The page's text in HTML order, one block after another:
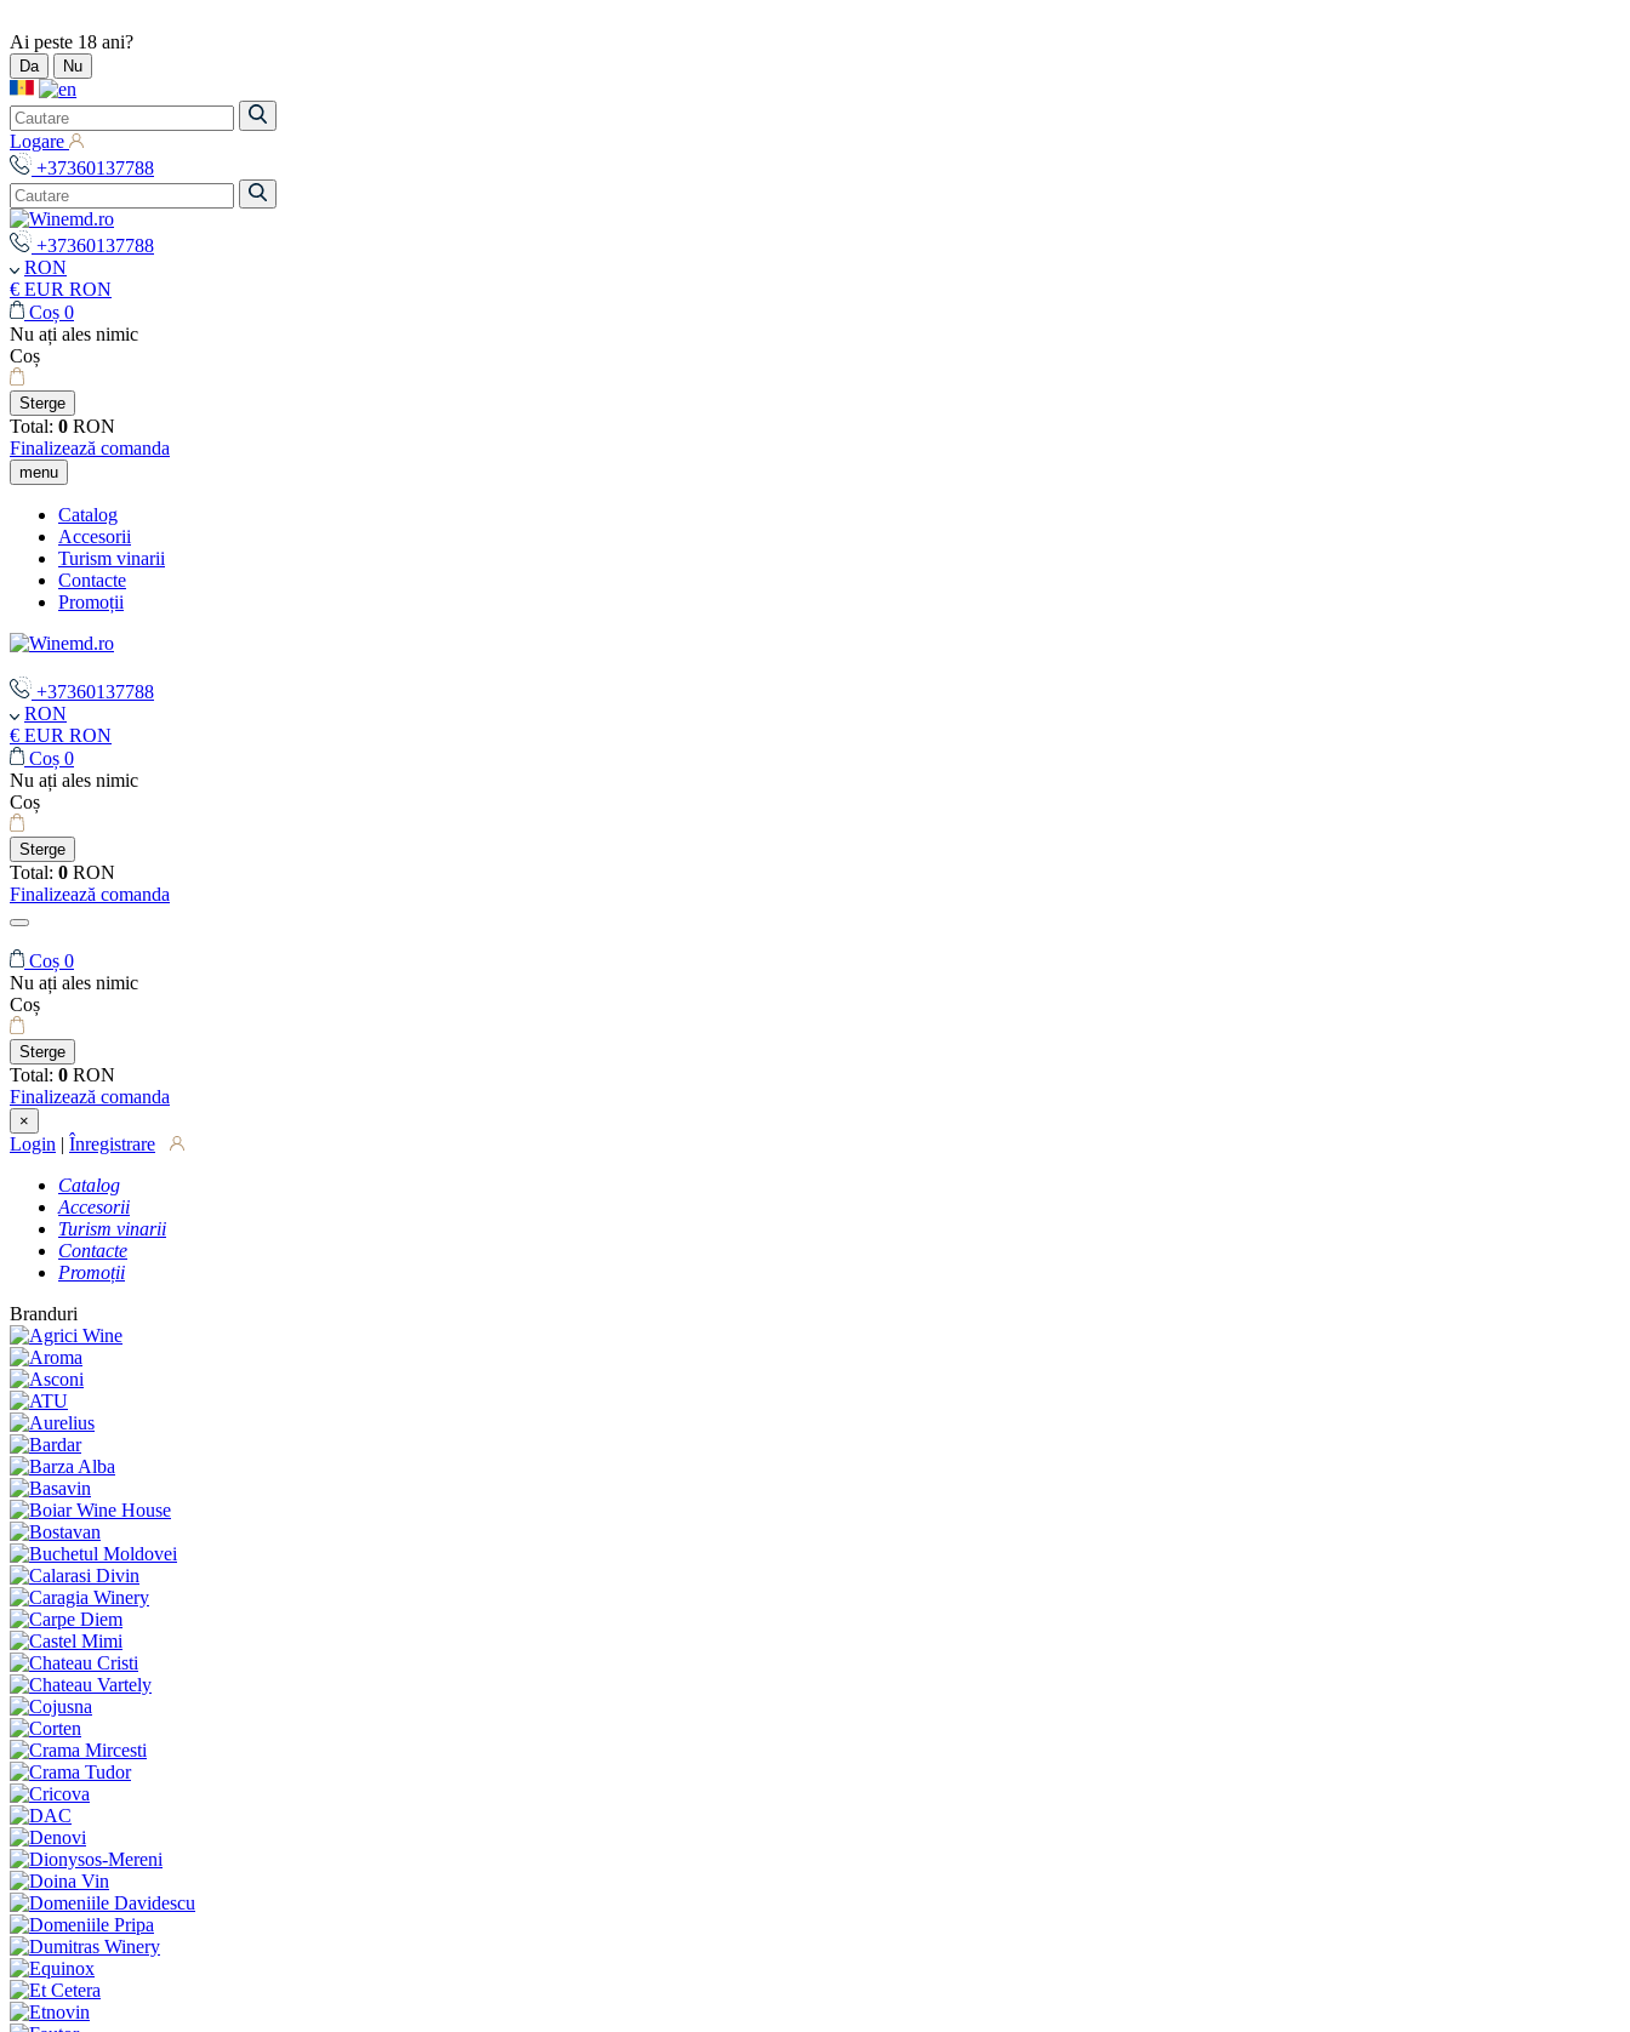
Ai peste 18 ani?
Da Nu
Logare
+37360137788
+37360137788
RON
€ EUR RON
Coș 0
Nu ați ales nimic
Coș
Sterge
Total: 0 RON
Finalizează comanda
menu
Catalog
Accesorii
Turism vinarii
Contacte
Promoții
+37360137788
RON
€ EUR RON
Coș 0
Nu ați ales nimic
Coș
Sterge
Total: 0 RON
Finalizează comanda
Coș 0
Nu ați ales nimic
Coș
Sterge
Total: 0 RON
Finalizează comanda
×
Login | Înregistrare
Catalog
Accesorii
Turism vinarii
Contacte
Promoții
Branduri